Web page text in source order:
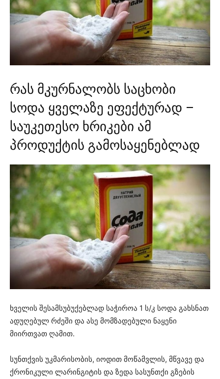
რას მკურნალობს საცხობი
სოდა ყველაზე ეფექტურად –
საუკეთესო ხრიკები ამ
პროდუქტის გამოსაყენებლად
ხველის შესამსუბუქებლად საჭიროა 1 ს/კ სოდა გახსნათ
ადუღებულ რძეში და ასე მომზადებული ნაყენი
მიირთვათ ღამით.
სუნთქვის უკმარისობის, იოდით მოწამვლის, მწვავე და
ქრონიკული ლარინგიტის და ზედა სასუნთქი გზების